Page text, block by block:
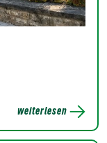
weiterlesen